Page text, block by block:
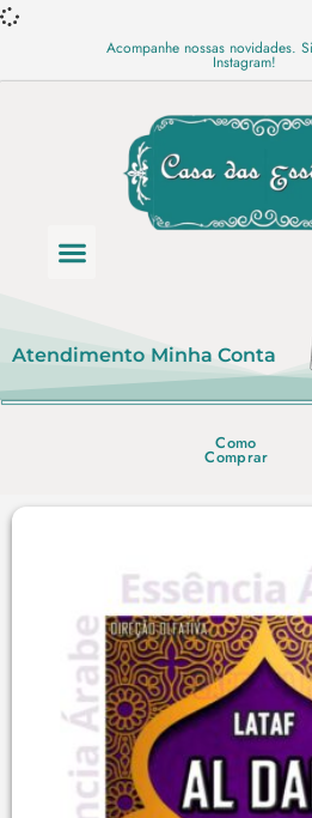
Acompanhe nossas novidades.
Instagram!
Atendimento Minha Conta
Como
Comprar